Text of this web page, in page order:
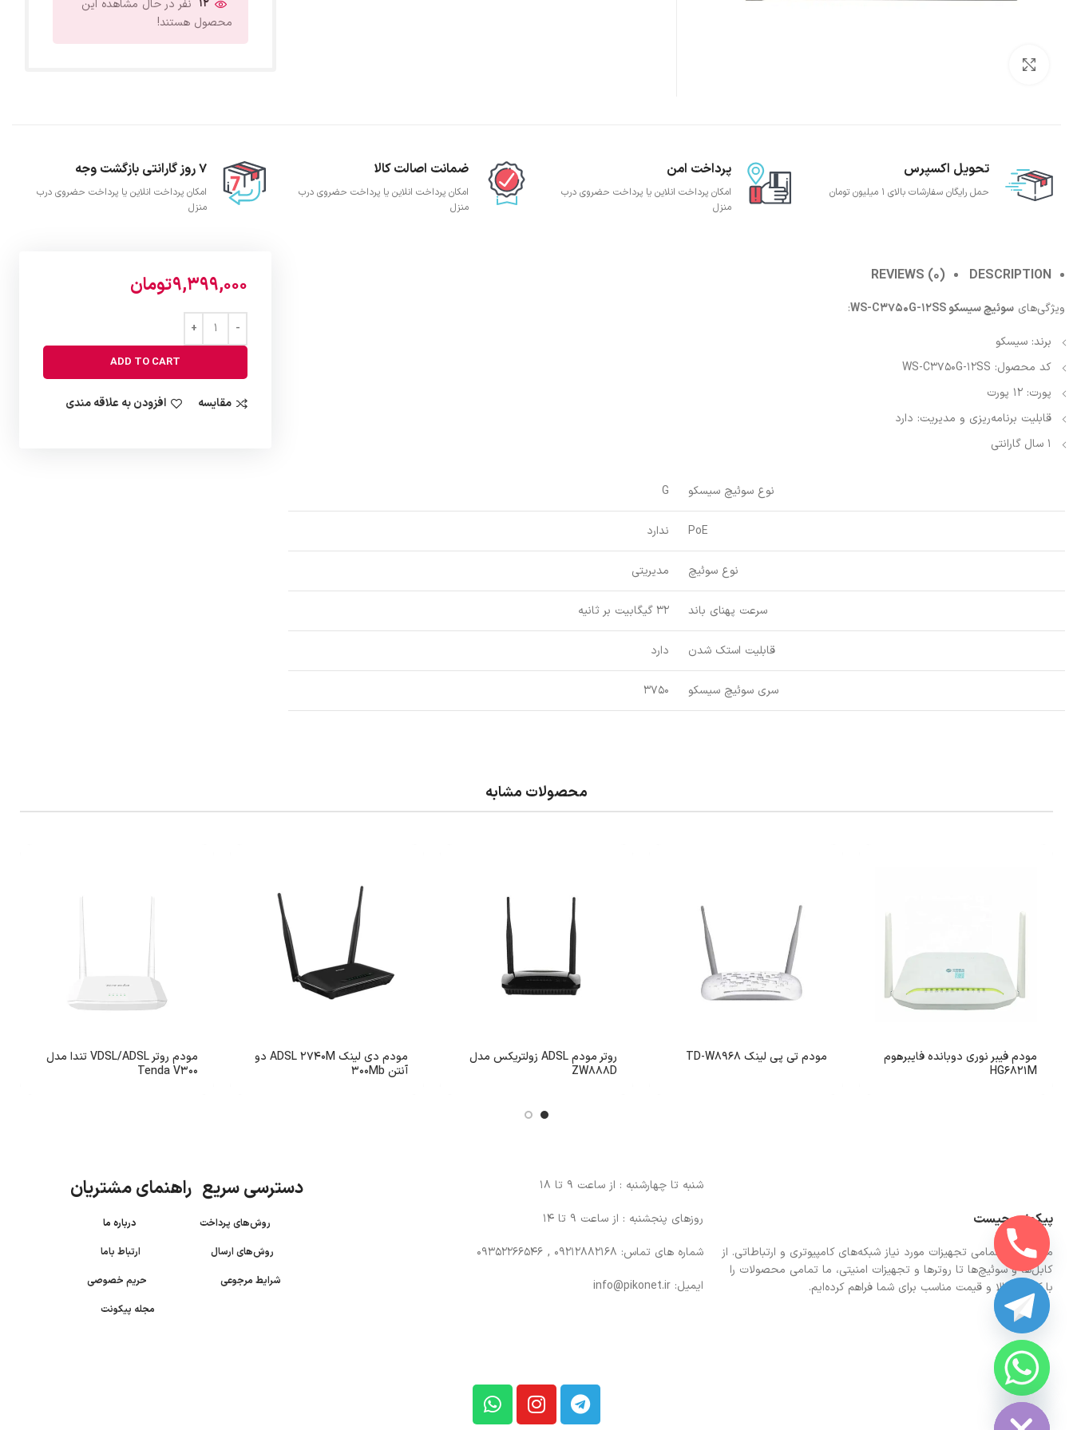
نفر در حال مشاهده این
محصول هستند!
تحویل اکسپرس
حمل رایگان سفارشات بالای 1 میلیون تومان
پرداخت امن
امکان پرداخت انلاین یا پرداخت حضروی درب
منزل
ضمانت اصالت کالا
امکان پرداخت انلاین یا پرداخت حضروی درب
منزل
7 روز گارانتی بازگشت وجه
امکان پرداخت انلاین یا پرداخت حضروی درب
منزل
DESCRIPTION
REVIEWS (0)
ویژگی‌های سوئیچ سیسکو WS-C3750G-12SS
:
برند: سیسکو
کد محصول: WS-C3750G-12SS
پورت: 12 پورت
قابلیت برنامه‌ریزی و مدیریت: دارد
1 سال گارانتی
نوع سوئیچ سیسکو G
PoE ندارد
نوع سوئیچ مدیریتی
سرعت پهنای باند 32 گیگابیت بر ثانیه
قابلیت استک شدن دارد
سری سوئیچ سیسکو 3750
9,399,000تومان
ADD TO CART
مقایسه افزودن به علاقه مندی
محصولات مشابه
مودم فیبر نوری دوبانده فایبرهوم
HG6821M
مودم تی پی لینک TD-W8968
روتر مودم ADSL زولتریکس مدل
ZW888D
مودم دی لینک ADSL 2740M دو
آنتن 300Mb
مودم روتر VDSL/ADSL تندا مدل
Tenda V300
پیکونت چیست
ما در اینجا تمامی تجهیزات مورد نیاز شبکه‌های کامپیوتری و ارتباطاتی. از
کابل‌ها و سوئیچ‌ها تا روترها و تجهیزات امنیتی، ما تمامی محصولات را
با کیفیت بالا و قیمت مناسب برای شما فراهم کرده‌ایم.
شنبه تا چهارشنبه : از ساعت 9 تا 18
روزهای پنجشنبه : از ساعت 9 تا 14
شماره های تماس: 09212882168 , 09352266546
ایمیل: info@pikonet.ir
دسترسی سریع راهنمای مشتریان
روش‌های پرداختدرباره ما
روش‌های ارسال
ارتباط باما
شرایط مرجوعی
حریم خصوصی
مجله پیکونت
HIDE
CHATY